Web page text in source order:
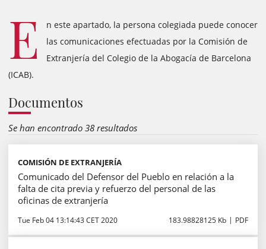
E
n este apartado, la persona colegiada puede conocer
las comunicaciones efectuadas por la Comisión de
Extranjería del Colegio de la Abogacía de Barcelona
(ICAB).
Documentos
Se han encontrado 38 resultados
COMISIÓN DE EXTRANJERÍA
Comunicado del Defensor del Pueblo en relación a la
falta de cita previa y refuerzo del personal de las
oficinas de extranjería
Tue Feb 04 13:14:43 CET 2020 183.98828125 Kb PDF